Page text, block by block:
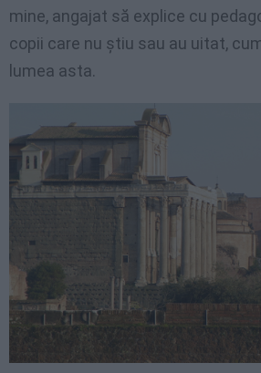
mine, angajat să explice cu
copii care nu ştiu sau au uitat,
lumea asta.